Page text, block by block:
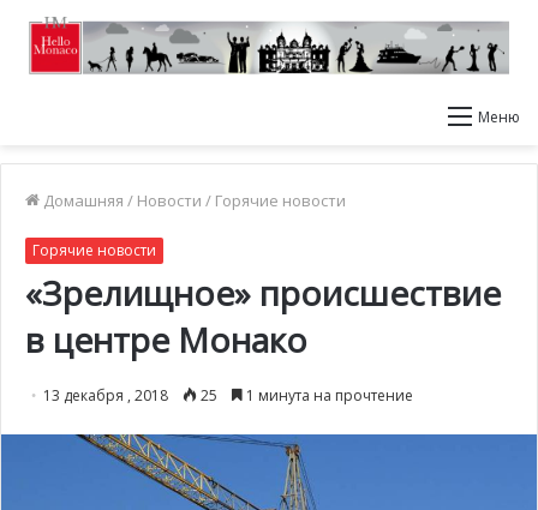
Меню
Домашняя / Новости / Горячие новости
Горячие новости
«Зрелищное» происшествие
в центре Монако
13 декабря , 2018 25 1 минута на прочтение